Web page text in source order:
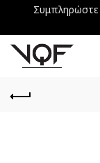
Συμπληρώστε